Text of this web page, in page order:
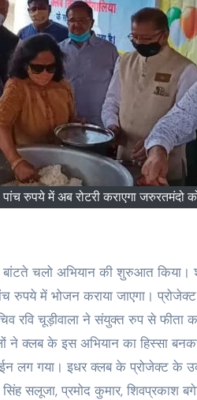
पांच रुपये में अब रोटरी कराएगा जरुरतमंदो
बांटते चलो अभियान की शुरुआत
में भोजन कराया जाएगा।
रवि चूड़ीवाला ने संयुक्त रुप से
ने क्लब के इस अभियान का हिस्सा
लग गया। इधर क्लब के प्रोजेक्ट के
सलूजा, प्रमोद कुमार, शिवप्रकाश